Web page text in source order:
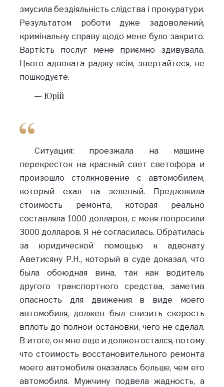
змусила бездіяльність слідства і прокуратури.
Результатом роботи дуже задоволений,
кримінальну справу щодо мене було закрито.
Вартість послуг мене приємно здивувала.
Цього адвоката раджу всім, звертайтеся, не
пошкодуєте.
Юрій
Ситуация: проезжала на машине
перекресток на красный свет светофора и
произошло столкновение с автомобилем,
который ехал на зеленый. Предложила
стоимость ремонта, которая реально
составляла 1000 долларов, с меня попросили
3000 долларов. Я не согласилась. Обратилась
за юридической помощью к адвокату
Аветисяну Р.Н., который в суде доказал, что
была обоюдная вина, так как водитель
другого транспортного средства, заметив
опасность для движения в виде моего
автомобиля, должен был снизить скорость
вплоть до полной остановки, чего не сделал.
В итоге, он мне еще и должен остался, потому
что стоимость восстановительного ремонта
моего автомобиля оказалась больше, чем его
автомобиля. Мужчину подвела жадность, а